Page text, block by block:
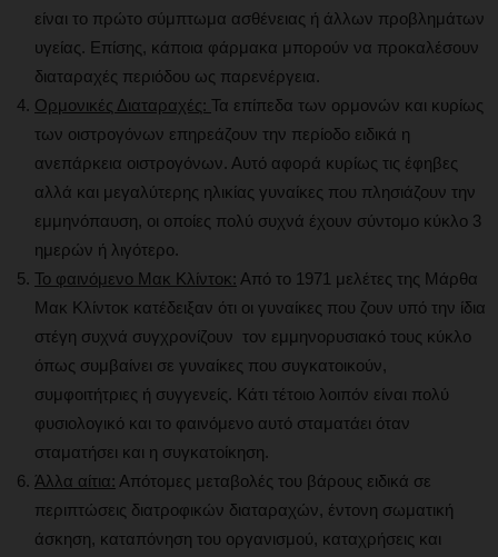
είναι το πρώτο σύμπτωμα ασθένειας ή άλλων προβλημάτων
υγείας. Επίσης, κάποια φάρμακα μπορούν να προκαλέσουν
διαταραχές περιόδου ως παρενέργεια.
Ορμονικές Διαταραχές: Τα επίπεδα των ορμονών και κυρίως
των οιστρογόνων επηρεάζουν την περίοδο ειδικά η
ανεπάρκεια οιστρογόνων. Αυτό αφορά κυρίως τις έφηβες
αλλά και μεγαλύτερης ηλικίας γυναίκες που πλησιάζουν την
εμμηνόπαυση, οι οποίες πολύ συχνά έχουν σύντομο κύκλο 3
ημερών ή λιγότερο.
Το φαινόμενο Μακ Κλίντοκ: Από το 1971 μελέτες της Μάρθα
Μακ Κλίντοκ κατέδειξαν ότι οι γυναίκες που ζουν υπό την ίδια
στέγη συχνά συγχρονίζουν τον εμμηνορυσιακό τους κύκλο
όπως συμβαίνει σε γυναίκες που συγκατοικούν,
συμφοιτήτριες ή συγγενείς. Κάτι τέτοιο λοιπόν είναι πολύ
φυσιολογικό και το φαινόμενο αυτό σταματάει όταν
σταματήσει και η συγκατοίκηση.
Άλλα αίτια: Απότομες μεταβολές του βάρους ειδικά σε
περιπτώσεις διατροφικών διαταραχών, έντονη σωματική
άσκηση, καταπόνηση του οργανισμού, καταχρήσεις και